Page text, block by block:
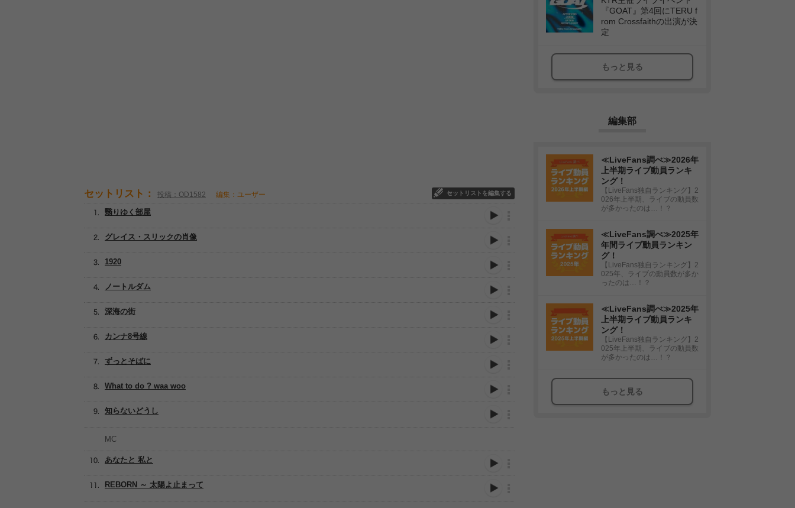
セットリスト： 投稿：OD1582 編集：ユーザー セットリストを編集する
あなたと 私と
ノートルダム
1920
グレイス・スリックの肖像
深海の街
What to do ? waa woo
ずっとそばに
カンナ8号線
知らないどうし
MC
翳りゆく部屋
REBORN ～ 太陽よ止まって
『GOAT』第4回にTERU f
rom Crossfaithの出演が決
定
もっと見る
編集部
≪LiveFans調べ≫2026年
上半期ライブ動員ランキ
ング！
【LiveFans独自ランキング】2
026年上半期、ライブの動員数
が多かったのは…！？
≪LiveFans調べ≫2025年
年間ライブ動員ランキン
グ！
【LiveFans独自ランキング】2
025年、ライブの動員数が多か
ったのは…！？
≪LiveFans調べ≫2025年
上半期ライブ動員ランキ
ング！
【LiveFans独自ランキング】2
025年上半期、ライブの動員数
が多かったのは…！？
もっと見る